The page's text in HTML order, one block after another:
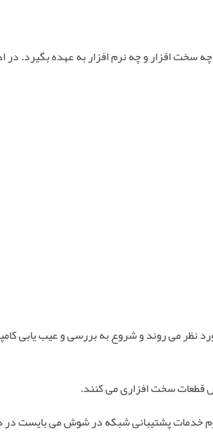
افزار و چه نرم افزار به عهده بگیرد. در
نظر می روند و شروع به بررسی و عیب یابی
قطعات سخت افزاری می کنند.
خدمات پشتیبانی شبکه در شوش می بایست در